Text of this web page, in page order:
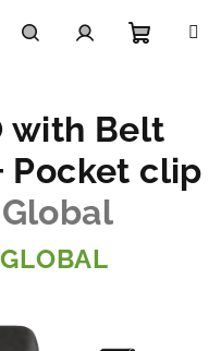
košík
with Belt
Pocket clip